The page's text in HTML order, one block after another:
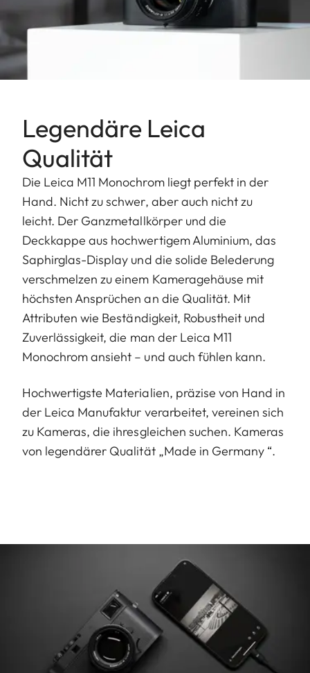
Legendäre Leica
Qualität
Die Leica M11 Monochrom liegt perfekt in der
Hand. Nicht zu schwer, aber auch nicht zu
leicht. Der Ganzmetallkörper und die
Deckkappe aus hochwertigem Aluminium, das
Saphirglas-Display und die solide Belederung
verschmelzen zu einem Kameragehäuse mit
höchsten Ansprüchen an die Qualität. Mit
Attributen wie Beständigkeit, Robustheit und
Zuverlässigkeit, die man der Leica M11
Monochrom ansieht – und auch fühlen kann.
Hochwertigste Materialien, präzise von Hand in
der Leica Manufaktur verarbeitet, vereinen sich
zu Kameras, die ihresgleichen suchen. Kameras
von legendärer Qualität „Made in Germany “.